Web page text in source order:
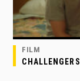
FILM
CHALLENGERS